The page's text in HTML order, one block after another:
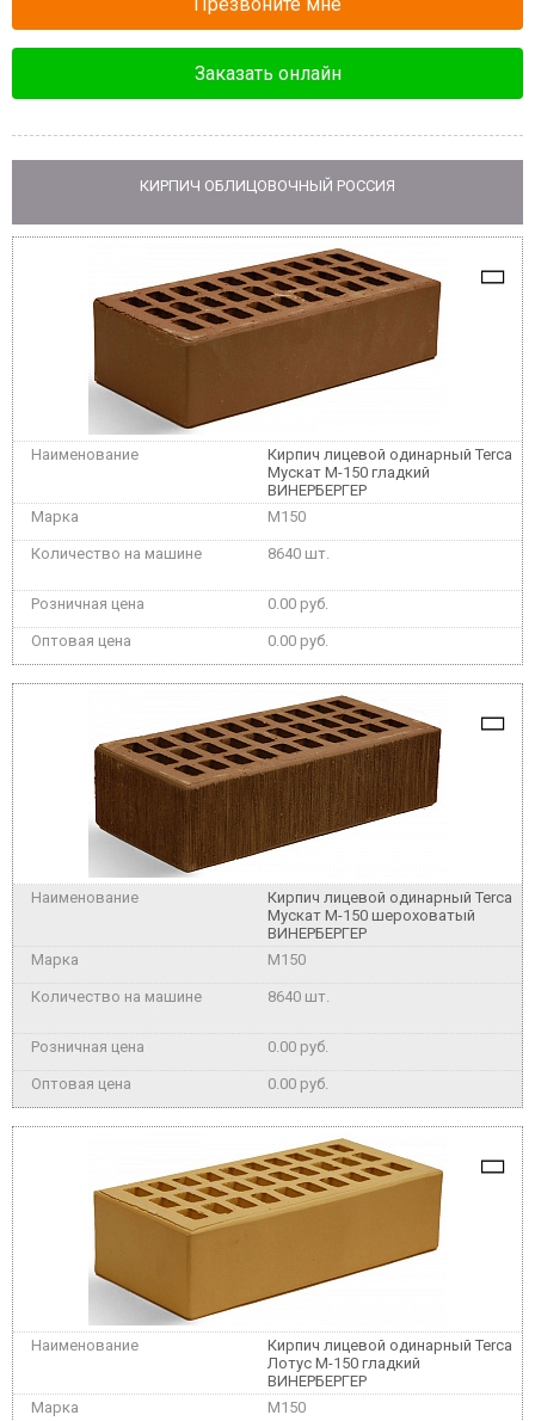
Заказать онлайн
КИРПИЧ ОБЛИЦОВОЧНЫЙ РОССИЯ
Кирпич лицевой одинарный Terca
Мускат М-150 гладкий
ВИНЕРБЕРГЕР
M150
8640 шт.
0.00 руб.
0.00 руб.
Кирпич лицевой одинарный Terca
Мускат М-150 шероховатый
ВИНЕРБЕРГЕР
M150
8640 шт.
0.00 руб.
0.00 руб.
Кирпич лицевой одинарный Terca
Лотус М-150 гладкий
ВИНЕРБЕРГЕР
M150